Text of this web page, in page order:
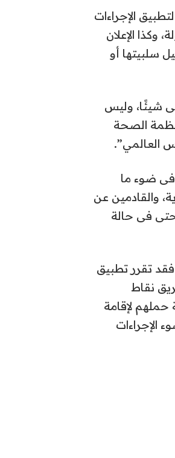
الإجراءات
وكذا الإعلان
سلبيتها أو
شيئًا، وليس
الصحة
العالمي”.
فى ضوء ما
والقادمين عن
فى حالة
فقد تقرر تطبيق
نقاط
لإقامة
الإجراءات